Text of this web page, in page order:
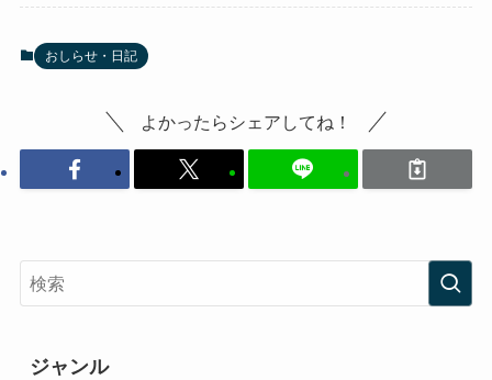
おしらせ・日記
よかったらシェアしてね！
ジャンル